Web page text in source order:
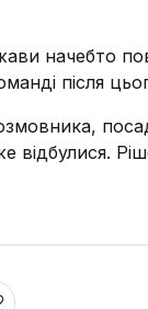
начебто
після
відбулися.